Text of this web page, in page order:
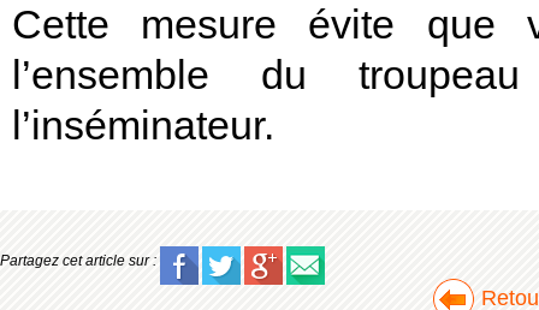
Cette mesure évite que
l’ensemble du
l’inséminateur.
Partagez cet article sur :